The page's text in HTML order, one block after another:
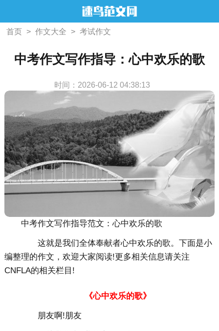
首页 > 作文大全 > 考试作文
中考作文写作指导：心中欢乐的歌
时间：2026-06-12 04:38:13
中考作文写作指导范文：心中欢乐的歌
这就是我们全体奉献者心中欢乐的歌。下面是小
编整理的作文，欢迎大家阅读!更多相关信息请关注
CNFLA的相关栏目!
《心中欢乐的歌》
朋友啊!朋友